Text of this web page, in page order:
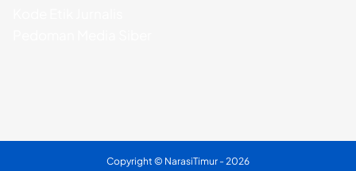
Copyright © NarasiTimur - 2026